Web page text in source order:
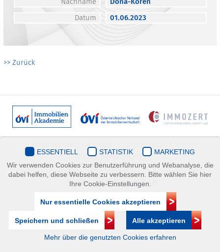
Datum
01.06.2023
>> Zurück
Immobilienakademie
Mariahilfer Straße 116/2.OG/2 1070 Wien | +43(1)505 32 50 |
immobilienakademie@ovi.at
ESSENTIELL STATISTIK
MARKETING
Wir verwenden Cookies zur Benutzerführung und Webanalyse, die
dabei helfen, diese Webseite zu verbessern. Bitte wählen Sie hier
Ihre Cookie-Einstellungen.
Nur essentielle Cookies akzeptieren
Speichern und schließen Alle akzeptieren
Mehr über die genutzten Cookies erfahren